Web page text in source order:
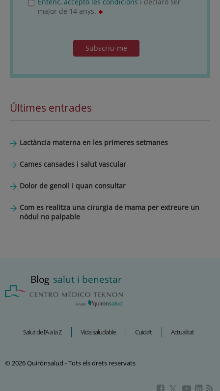
major de 14 anys.
Subscriu-me
Últimes entrades
Lactància materna en les primeres setmanes
Cames cansades i salut vascular
Dolor de genoll i quan consultar
Com es realitza una cirurgia de mama per extreure un
nòdul no palpable
Blog salut i benestar
Salut de l’A a la Z Vida saludable Cuida’t Actualitat
© 2026 Quirónsalud - Tots els drets reservats
Aquest Aquest